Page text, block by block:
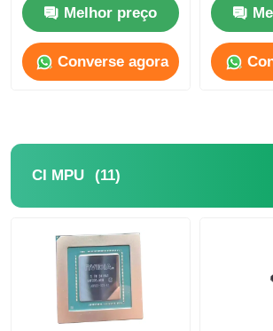
Chip de gerenciamento de energia
velocidade
CY7C68013A-56LTXC
Melhor preço
Converse agora
CI MPU (11)